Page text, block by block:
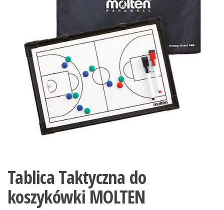
Tablica Taktyczna do
koszykówki MOLTEN